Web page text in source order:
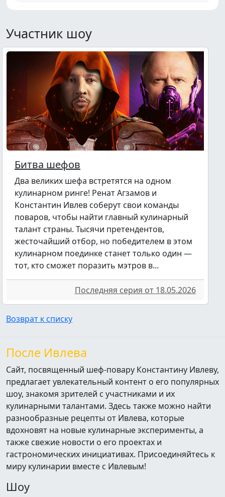
Участник шоу
Битва шефов
Два великих шефа встретятся на одном
кулинарном ринге! Ренат Агзамов и
Константин Ивлев соберут свои команды
поваров, чтобы найти главный кулинарный
талант страны. Тысячи претендентов,
жесточайший отбор, но победителем в этом
кулинарном поединке станет только один —
тот, кто сможет поразить мэтров в...
Последняя серия от 18.05.2026
Возврат к списку
После Ивлева
Сайт, посвященный шеф-повару Константину Ивлеву,
предлагает увлекательный контент о его популярных
шоу, знакомя зрителей с участниками и их
кулинарными талантами. Здесь также можно найти
разнообразные рецепты от Ивлева, которые
вдохновят на новые кулинарные эксперименты, а
также свежие новости о его проектах и
гастрономических инициативах. Присоединяйтесь к
миру кулинарии вместе с Ивлевым!
Шоу